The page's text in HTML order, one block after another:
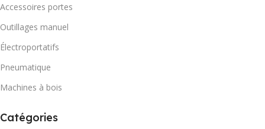
Accessoires portes
Outillages manuel
Électroportatifs
Pneumatique
Machines à bois
Catégories